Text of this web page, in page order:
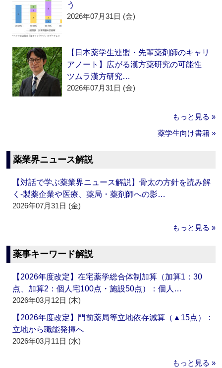
う
2026年07月31日 (金)
【日本薬学生連盟・先輩薬剤師のキャリ
アノート】広がる漢方薬研究の可能性
ツムラ漢方研究…
2026年07月31日 (金)
もっと見る »
薬学生向け書籍 »
薬業界ニュース解説
【対話で学ぶ薬業界ニュース解説】骨太の方針を読み解
く‐製薬企業や医療、薬局・薬剤師への影…
2026年07月31日 (金)
もっと見る »
薬事キーワード解説
【2026年度改定】在宅薬学総合体制加算（加算1：30
点、加算2：個人宅100点・施設50点）：個人…
2026年03月12日 (木)
【2026年度改定】門前薬局等立地依存減算（▲15点）：
立地から職能発揮へ
2026年03月11日 (水)
もっと見る »